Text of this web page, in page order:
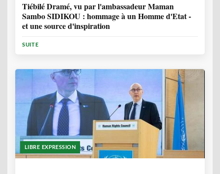
Tiébilé Dramé, vu par l'ambassadeur Maman
Sambo SIDIKOU : hommage à un Homme d'Etat -
et une source d'inspiration
SUITE
LIBRE EXPRESSION